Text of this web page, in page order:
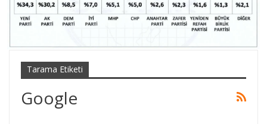
Tarama Etiketi
Google